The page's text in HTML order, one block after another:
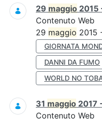
29 maggio 2015
Contenuto Web
29 maggio 2015
GIORNATA
DANNI DA FUMO
WORLD NO
31 maggio 2017
Contenuto Web